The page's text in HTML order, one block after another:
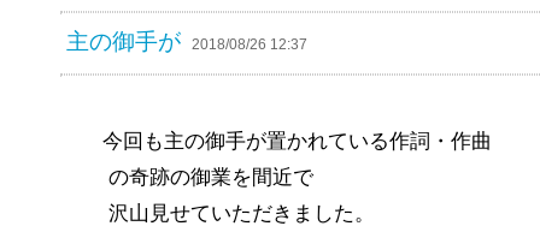
主の御手が 2018/08/26 12:37
今回も主の御手が置かれている作詞・作曲
の奇跡の御業を間近で
沢山見せていただきました。